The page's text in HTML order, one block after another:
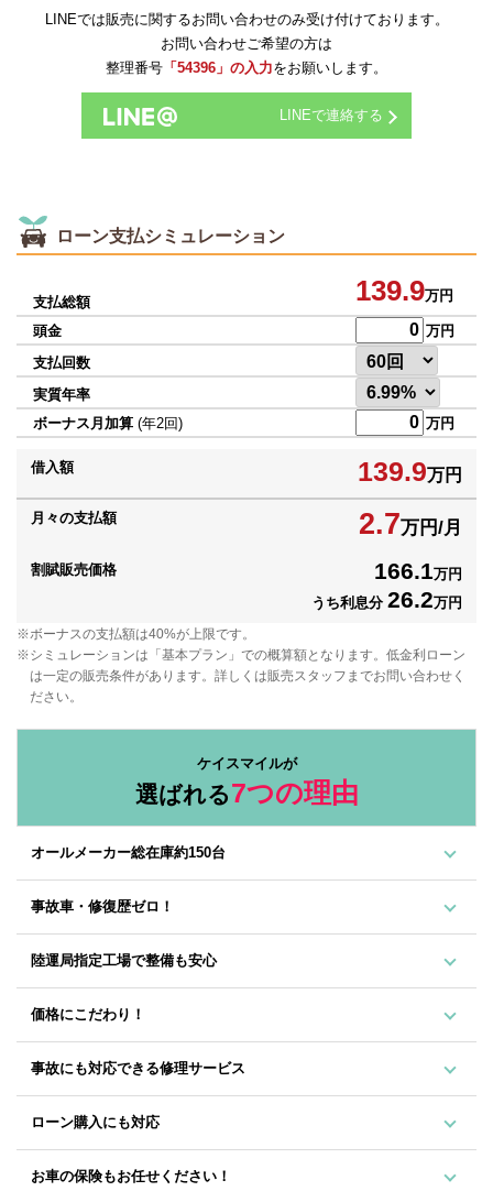
LINEでは販売に関するお問い合わせのみ受け付けております。
お問い合わせご希望の方は
整理番号 「54396」の入力をお願いします。
LINEで連絡する
ローン支払シミュレーション
支払総額 139.9万円
頭金
万円
支払回数
実質年率
ボーナス月加算 (年2回) 万円
借入額 139.9万円
月々の支払額 2.7万円/月
割賦販売価格 166.1万円
うち利息分 26.2万円
ボーナスの支払額は40%が上限です。
シミュレーションは「基本プラン」での概算額となります。低金利ローン
は一定の販売条件があります。詳しくは販売スタッフまでお問い合わせく
ださい。
ケイスマイルが
選ばれる7つの理由
オールメーカー総在庫約150台
事故車・修復歴ゼロ！
陸運局指定工場で整備も安心
価格にこだわり！
事故にも対応できる修理サービス
ローン購入にも対応
お車の保険もお任せください！